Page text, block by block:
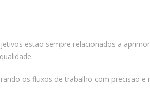
estão sempre relacionados a
os fluxos de trabalho com precisão